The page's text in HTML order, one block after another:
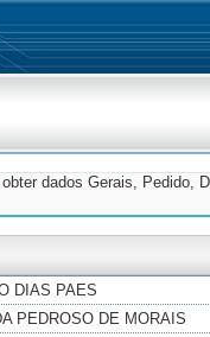
dados Gerais, Pedido,
DIAS PAES
PEDROSO DE MORAIS